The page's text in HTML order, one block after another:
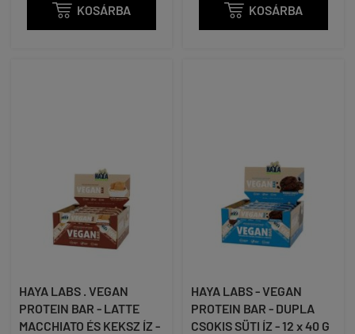
 KOSÁRBA  KOSÁRBA
HAYA LABS . VEGAN
PROTEIN BAR - LATTE
MACCHIATO ÉS KEKSZ ÍZ -
HAYA LABS - VEGAN
PROTEIN BAR - DUPLA
CSOKIS SÜTI ÍZ - 12 x 40 G